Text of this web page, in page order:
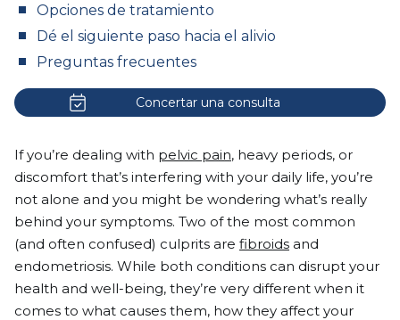
Opciones de tratamiento
Dé el siguiente paso hacia el alivio
Preguntas frecuentes
Concertar una consulta
If you’re dealing with pelvic pain, heavy periods, or
discomfort that’s interfering with your daily life, you’re
not alone and you might be wondering what’s really
behind your symptoms. Two of the most common
(and often confused) culprits are fibroids and
endometriosis. While both conditions can disrupt your
health and well-being, they’re very different when it
comes to what causes them, how they affect your